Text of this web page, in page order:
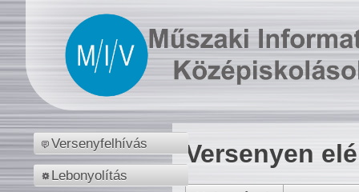
Versenyfelhívás
Lebonyolítás
Versenyen